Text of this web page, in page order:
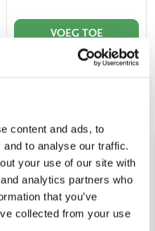
content and ads, to
to analyse our traffic.
your use of our site with
analytics partners who
that you’ve
collected from your use
VOEG TOE
Poster: Utrechts Heimwee